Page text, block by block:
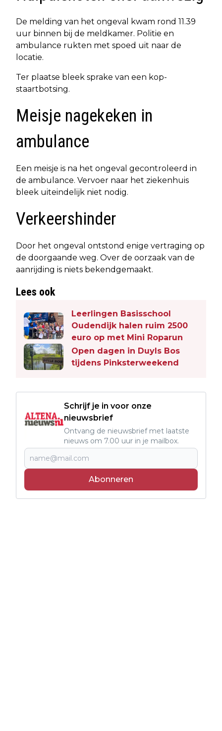
De melding van het ongeval kwam rond 11.39
uur binnen bij de meldkamer. Politie en
ambulance rukten met spoed uit naar de
locatie.
Ter plaatse bleek sprake van een kop-
staartbotsing.
Meisje nagekeken in
ambulance
Een meisje is na het ongeval gecontroleerd in
de ambulance. Vervoer naar het ziekenhuis
bleek uiteindelijk niet nodig.
Verkeershinder
Door het ongeval ontstond enige vertraging op
de doorgaande weg. Over de oorzaak van de
aanrijding is niets bekendgemaakt.
Lees ook
Leerlingen Basisschool
Oudendijk halen ruim 2500
euro op met Mini Roparun
Open dagen in Duyls Bos
tijdens Pinksterweekend
Schrijf je in voor onze
nieuwsbrief
Ontvang de nieuwsbrief met laatste
nieuws om 7.00 uur in je mailbox.
Abonneren